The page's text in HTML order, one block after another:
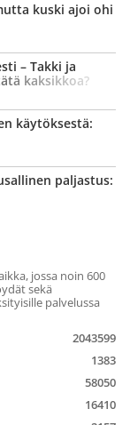
kuski ajoi ohi
– Takki ja
kaksikkoa?
käytöksestä:
paljastus:
jossa noin 600
sekä
palvelussa
2043599
1383
58050
16410